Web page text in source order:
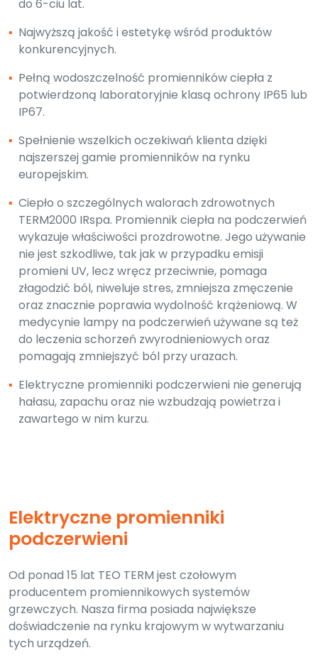
do 6-ciu lat.
▪ Najwyższą jakość i estetykę wśród produktów
konkurencyjnych.
▪ Pełną wodoszczelność promienników ciepła z
potwierdzoną laboratoryjnie klasą ochrony IP65 lub
IP67.
▪ Spełnienie wszelkich oczekiwań klienta dzięki
najszerszej gamie promienników na rynku
europejskim.
▪ Ciepło o szczególnych walorach zdrowotnych
TERM2000 IRspa. Promiennik ciepła na podczerwień
wykazuje właściwości prozdrowotne. Jego używanie
nie jest szkodliwe, tak jak w przypadku emisji
promieni UV, lecz wręcz przeciwnie, pomaga
złagodzić ból, niweluje stres, zmniejsza zmęczenie
oraz znacznie poprawia wydolność krążeniową. W
medycynie lampy na podczerwień używane są też
do leczenia schorzeń zwyrodnieniowych oraz
pomagają zmniejszyć ból przy urazach.
▪ Elektryczne promienniki podczerwieni nie generują
hałasu, zapachu oraz nie wzbudzają powietrza i
zawartego w nim kurzu.
Elektryczne promienniki
podczerwieni
Od ponad 15 lat TEO TERM jest czołowym
producentem promiennikowych systemów
grzewczych. Nasza firma posiada największe
doświadczenie na rynku krajowym w wytwarzaniu
tych urządzeń.